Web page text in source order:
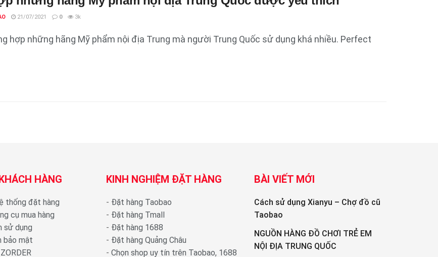
21/07/2021 0 3k
hợp những hãng Mỹ phẩm nội địa Trung mà người Trung Quốc sử dụng khá nhiều. Perfect
HÀNG
thống đặt hàng
cụ mua hàng
sử dụng
bảo mật
KINH NGHIỆM ĐẶT HÀNG
- Đặt hàng Taobao
- Đặt hàng Tmall
- Đặt hàng 1688
- Đặt hàng Quảng Châu
- Chọn shop uy tín trên Taobao, 1688
BÀI VIẾT MỚI
Cách sử dụng Xianyu – Chợ đồ cũ
Taobao
NGUỒN HÀNG ĐỒ CHƠI TRẺ EM
NỘI ĐỊA TRUNG QUỐC